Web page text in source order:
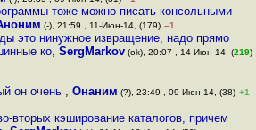
тоже можно писать консольными
(-), 21:59 , 11-Июн-14, (179) –1
это нинужное извращение, надо прямо
ко, SergMarkov(ok), 20:07 , 14-Июн-14, (219)
он очень ,Онаним (?), 23:49 , 09-Июн-14, (38) +1
вторых кэширование каталогов, причем